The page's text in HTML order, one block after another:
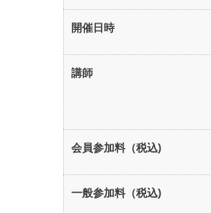
開催日時
講師
会員参加料（税込)
一般参加料（税込)